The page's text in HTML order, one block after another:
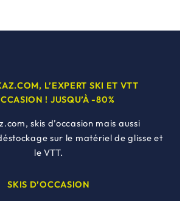
L’EXPERT SKI ET VTT
! JUSQU’À -80%
skis d’occasion mais aussi
sur le matériel de glisse et
le VTT.
SKIS D’OCCASION